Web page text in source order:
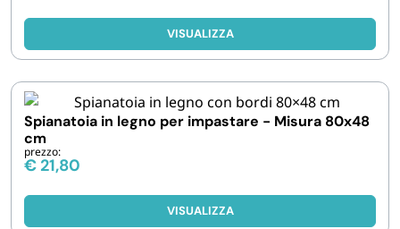
VISUALIZZA
Spianatoia in legno per impastare - Misura 80x48
cm
prezzo:
€ 21,80
VISUALIZZA